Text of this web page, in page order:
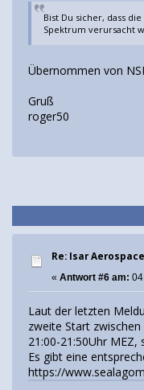
Bist Du sicher, dass
Spektrum verursacht
Übernommen von
Gruß
roger50
Re: Isar
« Antwort #6 am:
Laut der letzten
zweite Start
21:00-21:50Uhr MEZ,
Es gibt eine
https://